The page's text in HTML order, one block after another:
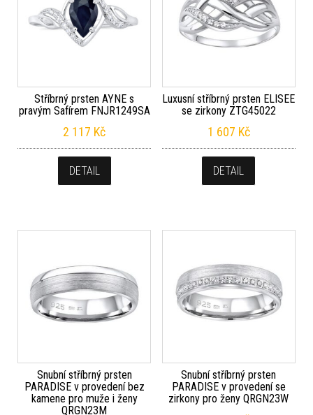
Stříbrný prsten AYNE s
pravým Safírem FNJR1249SA
2 117 Kč
DETAIL
Luxusní stříbrný prsten ELISEE
se zirkony ZTG45022
1 607 Kč
DETAIL
Snubní stříbrný prsten
PARADISE v provedení bez
kamene pro muže i ženy
QRGN23M
Snubní stříbrný prsten
PARADISE v provedení se
zirkony pro ženy QRGN23W